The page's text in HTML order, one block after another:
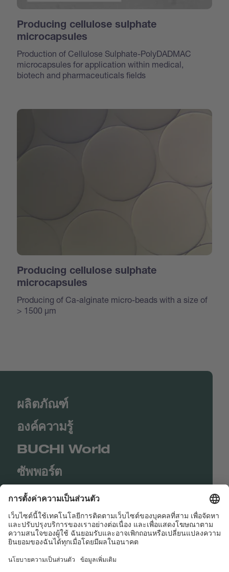
Producing cellulose sulphate
microcapsules
Production of Cellulose Sulphate-PolyDADMAC
microcapsules for application within medical,
biotech and pharmaceuticals fields
Producing cellulose sulphate
microcapsules
Producing of Ca-alginate micro-beads with a size of
> 1500 μm
ผลิตภัณฑ์
องค์ความรู้
BUCHI World
ซัพพอร์ต
Shop
Contact us